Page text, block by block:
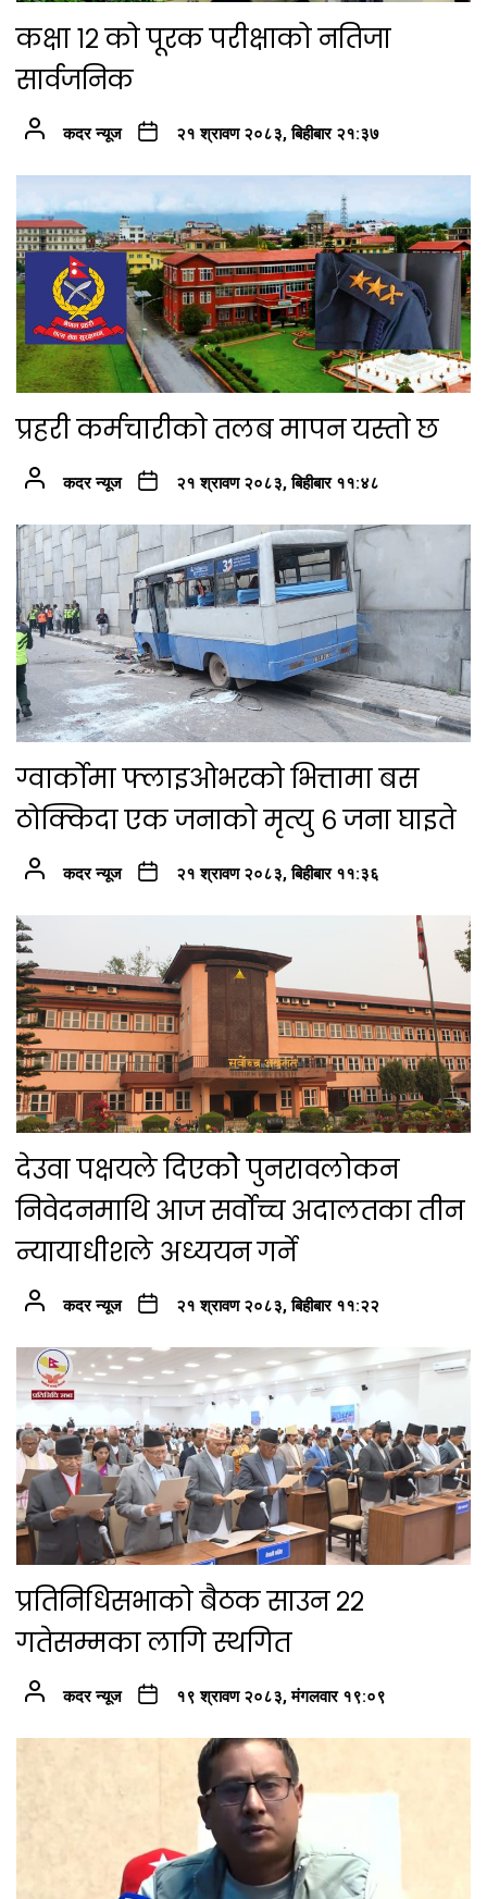
कक्षा १२ को पूरक परीक्षाको नतिजा
सार्वजनिक
कदर न्यूज २१ श्रावण २०८३, बिहीबार २१:३७
प्रहरी कर्मचारीको तलब मापन यस्तो छ
कदर न्यूज २१ श्रावण २०८३, बिहीबार ११:४८
ग्वार्कोमा फ्लाइओभरको भित्तामा बस
ठोक्किदा एक जनाको मृत्यु ६ जना घाइते
कदर न्यूज २१ श्रावण २०८३, बिहीबार ११:३६
देउवा पक्षयले दिएकोे पुनरावलोकन
निवेदनमाथि आज सर्वोच्च अदालतका तीन
न्यायाधीशले अध्ययन गर्ने
कदर न्यूज २१ श्रावण २०८३, बिहीबार ११:२२
प्रतिनिधिसभाको बैठक साउन २२
गतेसम्मका लागि स्थगित
कदर न्यूज १९ श्रावण २०८३, मंगलवार १९:०९